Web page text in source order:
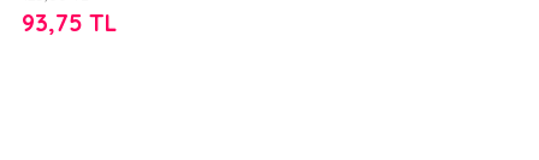
93,75 TL